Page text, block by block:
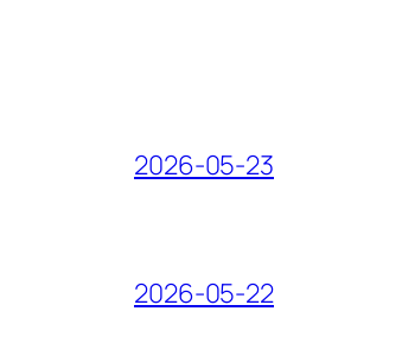
2026-05-23
2026-05-22